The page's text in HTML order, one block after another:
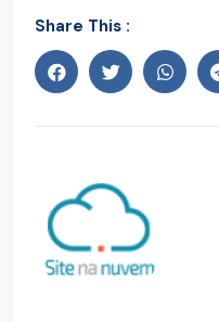
Share This :